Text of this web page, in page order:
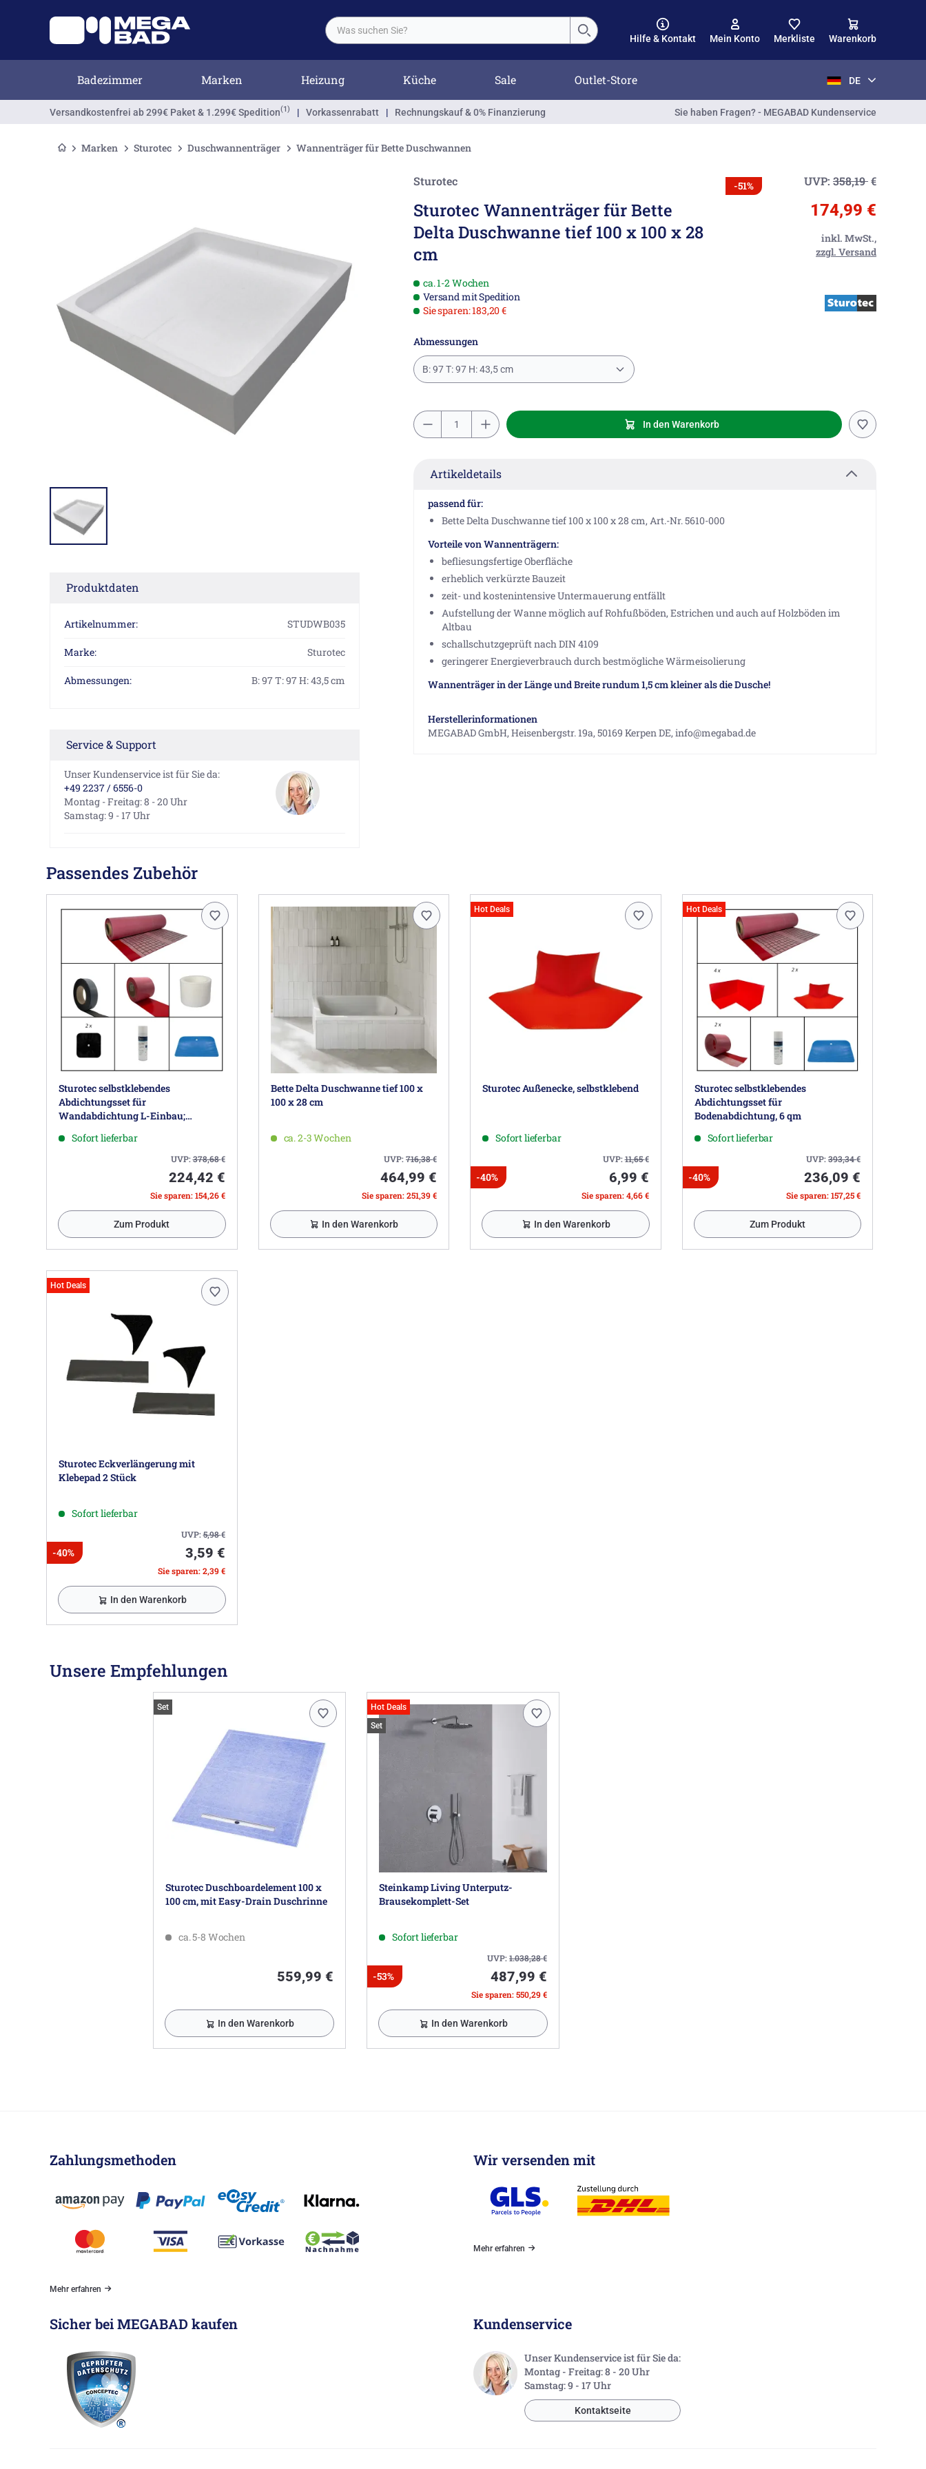
Hilfe & Kontakt Mein Konto Merkliste Warenkorb
Badezimmer Marken Heizung Küche Sale Outlet-Store DE
Versandkostenfrei ab 299€ Paket & 1.299€ Spedition(1) | Vorkassenrabatt | Rechnungskauf & 0% Finanzierung Sie haben Fragen? - MEGABAD Kundenservice
Marken Sturotec Duschwannenträger Wannenträger für Bette Duschwannen
Produktdaten
Artikelnummer: STUDWB035
Marke: Sturotec
Abmessungen: B: 97 T: 97 H: 43,5 cm
Service & Support
Unser Kundenservice ist für Sie da:
+49 2237 / 6556-0
Montag - Freitag: 8 - 20 Uhr
Samstag: 9 - 17 Uhr
Sturotec
Sturotec Wannenträger für Bette
Delta Duschwanne tief 100 x 100 x 28
cm
-51% UVP: 358,19€
174,99 €
inkl. MwSt.,
zzgl. Versand
ca. 1-2 Wochen
Versand mit Spedition
Sie sparen: 183,20 €
Abmessungen
B: 97 T: 97 H: 43,5 cm
In den Warenkorb
Artikeldetails
passend für:
Bette Delta Duschwanne tief 100 x 100 x 28 cm, Art.-Nr. 5610-000
Vorteile von Wannenträgern:
befliesungsfertige Oberfläche
erheblich verkürzte Bauzeit
zeit- und kostenintensive Untermauerung entfällt
Aufstellung der Wanne möglich auf Rohfußböden, Estrichen und auch auf Holzböden im
Altbau
schallschutzgeprüft nach DIN 4109
geringerer Energieverbrauch durch bestmögliche Wärmeisolierung
Wannenträger in der Länge und Breite rundum 1,5 cm kleiner als die Dusche!
Herstellerinformationen
MEGABAD GmbH, Heisenbergstr. 19a, 50169 Kerpen DE, info@megabad.de
Passendes Zubehör
Sturotec selbstklebendes
Abdichtungsset für
Wandabdichtung L-Einbau;
Wandhöhe bis 2,5 m
Sofort lieferbar
UVP:378,68€
224,42 €
Sie sparen: 154,26 €
Zum Produkt
Bette Delta Duschwanne tief 100 x
100 x 28 cm
ca. 2-3 Wochen
UVP:716,38€
464,99 €
Sie sparen: 251,39 €
In den Warenkorb
Hot Deals
Sturotec Außenecke, selbstklebend
Sofort lieferbar
UVP:11,65€
-40% 6,99 €
Sie sparen: 4,66 €
In den Warenkorb
Hot Deals
Sturotec selbstklebendes
Abdichtungsset für
Bodenabdichtung, 6 qm
Sofort lieferbar
UVP:393,34€
-40% 236,09 €
Sie sparen: 157,25 €
Zum Produkt
Hot Deals
Sturotec Eckverlängerung mit
Klebepad 2 Stück
Sofort lieferbar
UVP:5,98€
-40% 3,59 €
Sie sparen: 2,39 €
In den Warenkorb
Unsere Empfehlungen
Set
Sturotec Duschboardelement 100 x
100 cm, mit Easy-Drain Duschrinne
ca. 5-8 Wochen
559,99 €
In den Warenkorb
Hot Deals
Set
Steinkamp Living Unterputz-
Brausekomplett-Set
Sofort lieferbar
UVP:1.038,28€
-53% 487,99 €
Sie sparen: 550,29 €
In den Warenkorb
Zahlungsmethoden
Mehr erfahren
Wir versenden mit
Mehr erfahren
Sicher bei MEGABAD kaufen Kundenservice
Unser Kundenservice ist für Sie da:
Montag - Freitag: 8 - 20 Uhr
Samstag: 9 - 17 Uhr
Kontaktseite